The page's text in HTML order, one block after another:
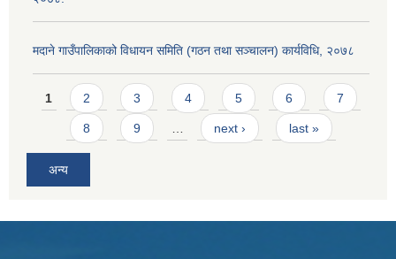
मदाने गाउँपालिकाको विधायन समिति (गठन तथा सञ्चालन) कार्यविधि, २०७८
Pages
1 2 3 4 5 6 7
8 9 … next › last »
अन्य